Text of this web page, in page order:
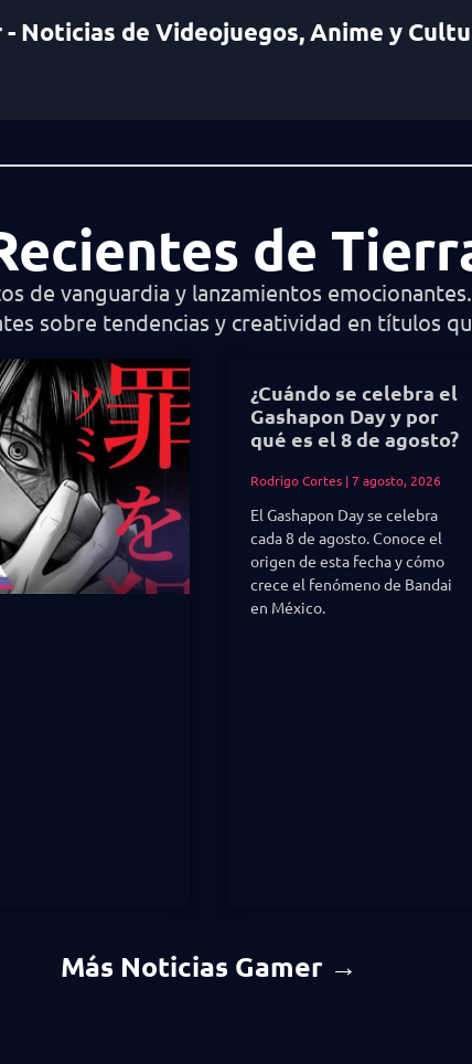
Noticias de Videojuegos, Anime y
de
de vanguardia y lanzamientos
sobre tendencias y creatividad en títulos
¿Cuándo se celebra el
Gashapon Day y por
qué es el 8 de agosto?
Rodrigo Cortes 7 agosto, 2026
El Gashapon Day se celebra
cada 8 de agosto. Conoce el
origen de esta fecha y cómo
crece el fenómeno de Bandai
en México.
Más Noticias Gamer →